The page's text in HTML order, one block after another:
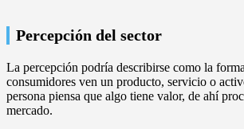
Percepción del sector
La percepción podría describirse como la
consumidores ven un producto, servicio o
persona piensa que algo tiene valor, de ahí
mercado.